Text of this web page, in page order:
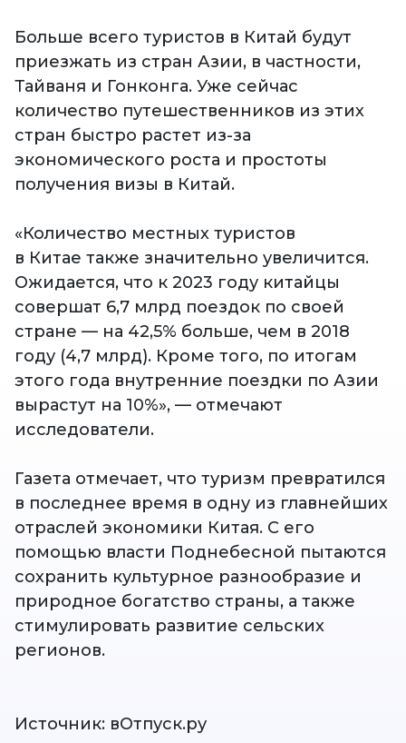
Больше всего туристов в Китай будут
приезжать из стран Азии, в частности,
Тайваня и Гонконга. Уже сейчас
количество путешественников из этих
стран быстро растет из-за
экономического роста и простоты
получения визы в Китай.
«Количество местных туристов
в Китае также значительно увеличится.
Ожидается, что к 2023 году китайцы
совершат 6,7 млрд поездок по своей
стране — на 42,5% больше, чем в 2018
году (4,7 млрд). Кроме того, по итогам
этого года внутренние поездки по Азии
вырастут на 10%», — отмечают
исследователи.
Газета отмечает, что туризм превратился
в последнее время в одну из главнейших
отраслей экономики Китая. С его
помощью власти Поднебесной пытаются
сохранить культурное разнообразие и
природное богатство страны, а также
стимулировать развитие сельских
регионов.
Источник: вОтпуск.ру